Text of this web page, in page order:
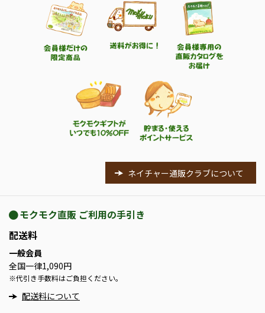
ネイチャー通販クラブについて
モクモク直販 ご利用の手引き
配送料
一般会員
全国一律1,090円
※代引き手数料はご負担ください。
配送料について